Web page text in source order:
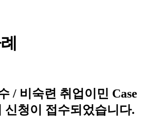
/ 비숙련 취업이민 Case
신청이 접수되었습니다.